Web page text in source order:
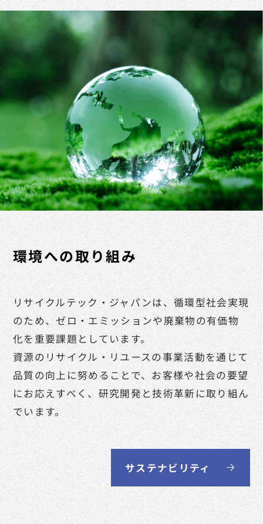
環境への取り組み
リサイクルテック・ジャパンは、循環型社会実現
のため、 ゼロ・エミッションや廃棄物の有価物
化を重要課題としています。
資源のリサイクル・リユースの事業活動を通じて
品質の向上に努めることで、お客様や社会の要望
にお応えすべく、研究開発と技術革新に取り組ん
でいます。
サステナビリティ